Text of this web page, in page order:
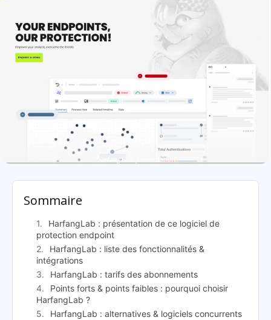
HarfangLab: présentation
Sommaire
HarfangLab : présentation de ce logiciel de
protection endpoint
HarfangLab : liste des fonctionnalités &
intégrations
HarfangLab : tarifs des abonnements
Points forts & points faibles : pourquoi choisir
HarfangLab ?
HarfangLab : alternatives & logiciels concurrents